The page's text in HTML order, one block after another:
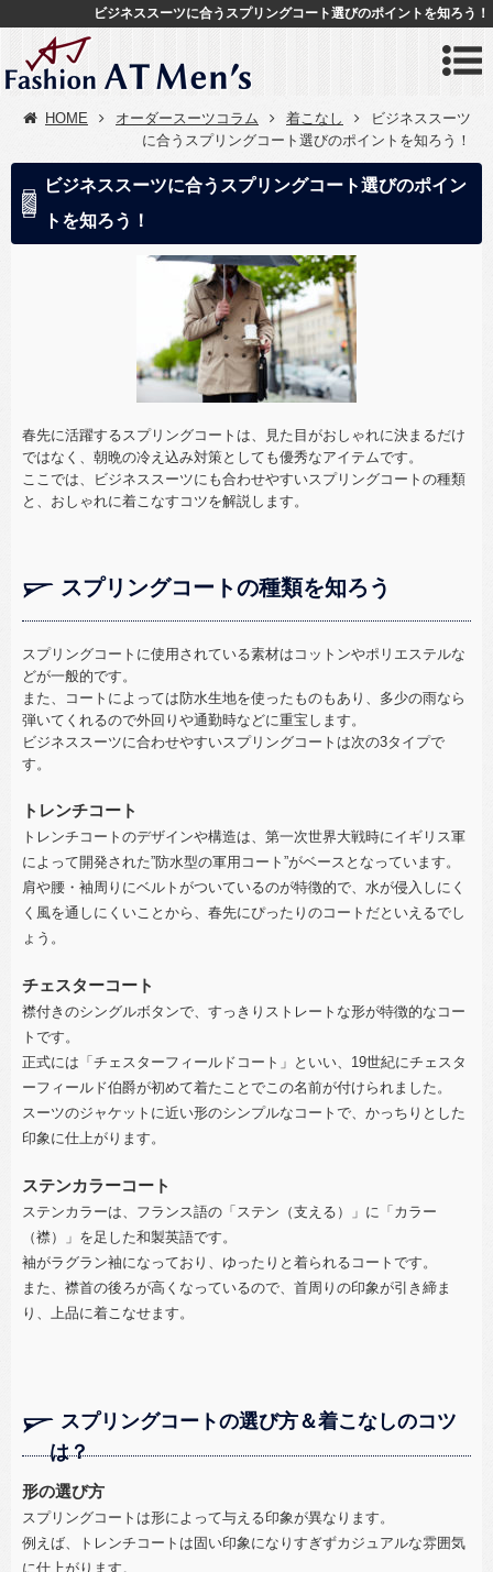
ビジネススーツに合うスプリングコート選びのポイントを知ろう！
HOME オーダースーツコラム 着こなし
ビジネススーツ
に合うスプリングコート選びのポイントを知ろう！
ビジネススーツに合うスプリングコート選びのポイン
トを知ろう！
春先に活躍するスプリングコートは、見た目がおしゃれに決まるだけ
ではなく、朝晩の冷え込み対策としても優秀なアイテムです。
ここでは、ビジネススーツにも合わせやすいスプリングコートの種類
と、おしゃれに着こなすコツを解説します。
スプリングコートの種類を知ろう
スプリングコートに使用されている素材はコットンやポリエステルな
どが一般的です。
また、コートによっては防水生地を使ったものもあり、多少の雨なら
弾いてくれるので外回りや通勤時などに重宝します。
ビジネススーツに合わせやすいスプリングコートは次の3タイプで
す。
トレンチコート
トレンチコートのデザインや構造は、第一次世界大戦時にイギリス軍
によって開発された”防水型の軍用コート”がベースとなっています。
肩や腰・袖周りにベルトがついているのが特徴的で、水が侵入しにく
く風を通しにくいことから、春先にぴったりのコートだといえるでし
ょう。
チェスターコート
襟付きのシングルボタンで、すっきりストレートな形が特徴的なコー
トです。
正式には「チェスターフィールドコート」といい、19世紀にチェスタ
ーフィールド伯爵が初めて着たことでこの名前が付けられました。
スーツのジャケットに近い形のシンプルなコートで、かっちりとした
印象に仕上がります。
ステンカラーコート
ステンカラーは、フランス語の「ステン（支える）」に「カラー
（襟）」を足した和製英語です。
袖がラグラン袖になっており、ゆったりと着られるコートです。
また、襟首の後ろが高くなっているので、首周りの印象が引き締ま
り、上品に着こなせます。
スプリングコートの選び方＆着こなしのコツ
は？
形の選び方
スプリングコートは形によって与える印象が異なります。
例えば、トレンチコートは固い印象になりすぎずカジュアルな雰囲気
に仕上がります。